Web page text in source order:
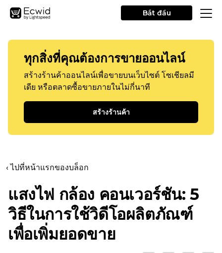
Bắt đầu
ทุกสิ่งที่คุณต้องการขายออนไลน์
สร้างร้านค้าออนไลน์เพื่อขายบนเว็บไซต์ โซเชียลมี
เดีย หรือตลาดซื้อขายภายในไม่กี่นาที
สร้างร้านค้า
‹ ไปที่หน้าแรกของบล็อก
แสงไฟ กล้อง คอนเวอร์ชัน: 5
วิธีในการใช้วิดีโอผลิตภัณฑ์
เพื่อเพิ่มยอดขาย